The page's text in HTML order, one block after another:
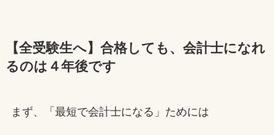
【全受験生へ】合格しても、会計士になれ
るのは４年後です
まず、「最短で会計士になる」ためには